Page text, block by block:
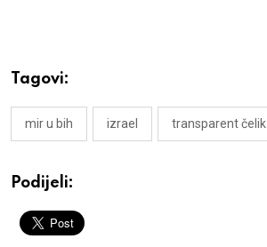
Tagovi:
mir u bih izrael transparent čelik
Podijeli: